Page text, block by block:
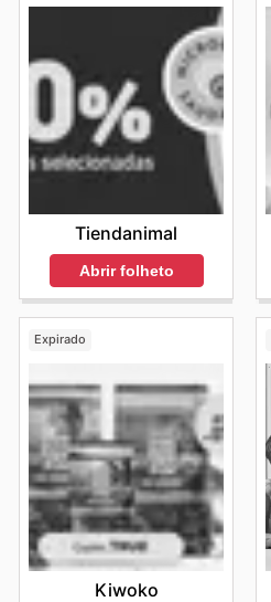
Tiendanimal
Abrir folheto
Expirado
Kiwoko